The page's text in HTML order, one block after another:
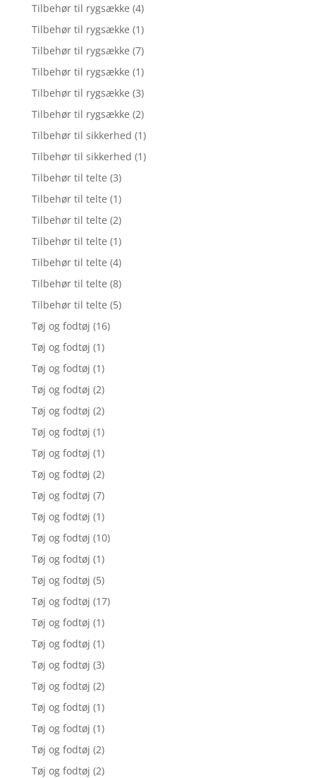
Tilbehør til rygsække (4)
Tilbehør til rygsække (1)
Tilbehør til rygsække (7)
Tilbehør til rygsække (1)
Tilbehør til rygsække (3)
Tilbehør til rygsække (2)
Tilbehør til sikkerhed (1)
Tilbehør til sikkerhed (1)
Tilbehør til telte (3)
Tilbehør til telte (1)
Tilbehør til telte (2)
Tilbehør til telte (1)
Tilbehør til telte (4)
Tilbehør til telte (8)
Tilbehør til telte (5)
Tøj og fodtøj (16)
Tøj og fodtøj (1)
Tøj og fodtøj (1)
Tøj og fodtøj (2)
Tøj og fodtøj (2)
Tøj og fodtøj (1)
Tøj og fodtøj (1)
Tøj og fodtøj (2)
Tøj og fodtøj (7)
Tøj og fodtøj (1)
Tøj og fodtøj (10)
Tøj og fodtøj (1)
Tøj og fodtøj (5)
Tøj og fodtøj (17)
Tøj og fodtøj (1)
Tøj og fodtøj (1)
Tøj og fodtøj (3)
Tøj og fodtøj (2)
Tøj og fodtøj (1)
Tøj og fodtøj (1)
Tøj og fodtøj (2)
Tøj og fodtøj (2)